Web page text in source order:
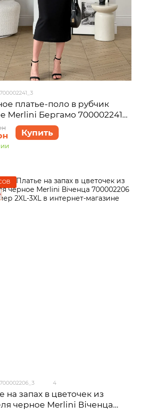
платье-поло в рубчик
Merlini Бергамо 700002241
2XL-3XL
Купить
4
на запах в цветочек из
черное Merlini Віченца